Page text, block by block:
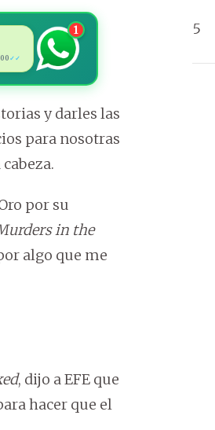
✓✓
1
y darles las
para nosotras
por su
in the
algo que me
, dijo a EFE que
hacer que el